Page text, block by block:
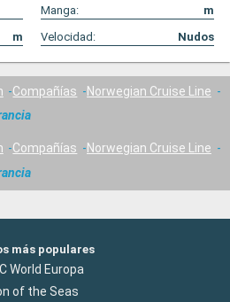
Manga:
m
m Velocidad: Nudos
Compañías
Norwegian Cruise Line
Compañías
Norwegian Cruise Line
más populares
World Europa
of the Seas